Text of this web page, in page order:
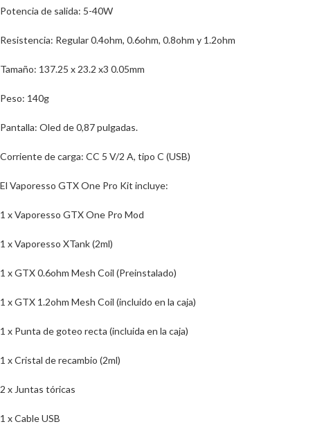
Potencia de salida: 5-40W
Resistencia: Regular 0.4ohm, 0.6ohm, 0.8ohm y 1.2ohm
Tamaño: 137.25 x 23.2 x3 0.05mm
Peso: 140g
Pantalla: Oled de 0,87 pulgadas.
Corriente de carga: CC 5 V/2 A, tipo C (USB)
El Vaporesso GTX One Pro Kit incluye:
1 x Vaporesso GTX One Pro Mod
1 x Vaporesso XTank (2ml)
1 x GTX 0.6ohm Mesh Coil (Preinstalado)
1 x GTX 1.2ohm Mesh Coil (incluido en la caja)
1 x Punta de goteo recta (incluida en la caja)
1 x Cristal de recambio (2ml)
2 x Juntas tóricas
1 x Cable USB